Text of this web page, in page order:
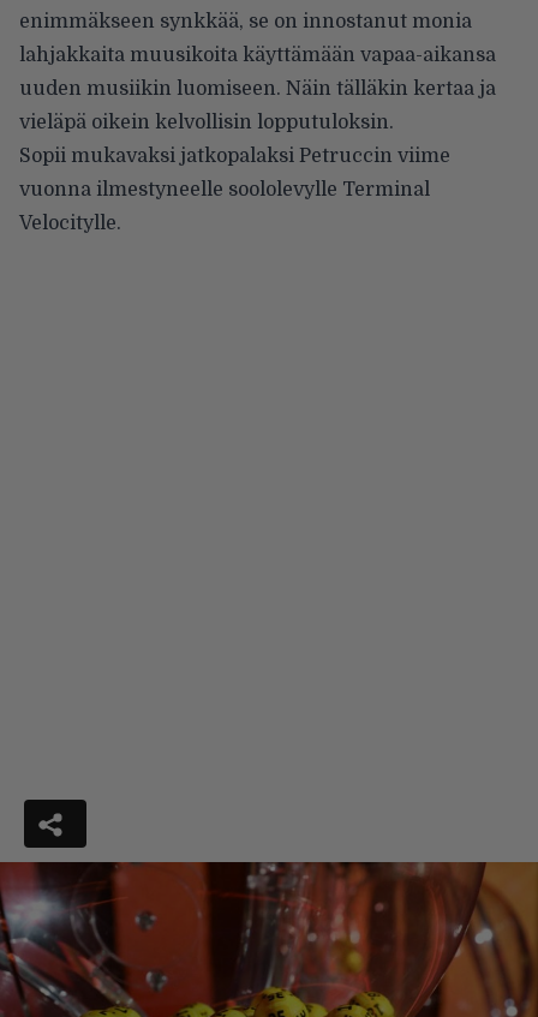
enimmäkseen synkkää, se on innostanut monia
lahjakkaita muusikoita käyttämään vapaa-aikansa
uuden musiikin luomiseen. Näin tälläkin kertaa ja
vieläpä oikein kelvollisin lopputuloksin.
Sopii mukavaksi jatkopalaksi Petruccin viime
vuonna ilmestyneelle soololevylle Terminal
Velocitylle.